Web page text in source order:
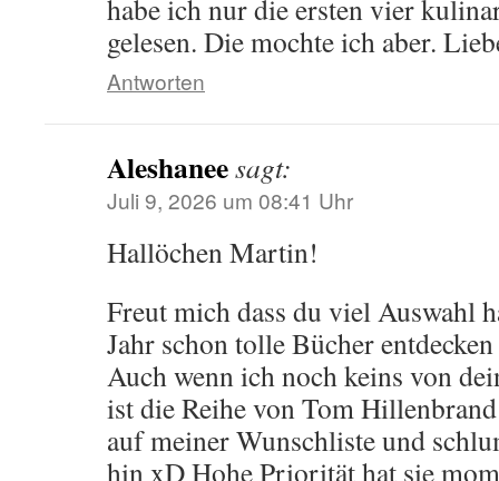
habe ich nur die ersten vier
gelesen. Die mochte ich aber.
Antworten
Aleshaneesagt:
Juli 9, 2026 um 08:41 Uhr
Hallöchen Martin!
Freut mich dass du viel Auswahl
Jahr schon tolle Bücher
Auch wenn ich noch keins von
ist die Reihe von Tom
auf meiner Wunschliste und
hin xD Hohe Priorität hat sie